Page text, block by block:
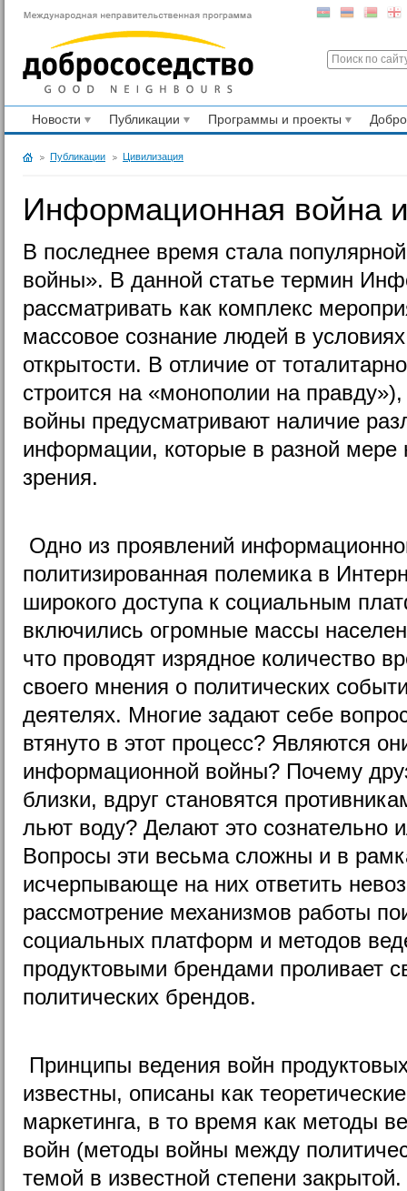
Новости Публикации Программы и проекты
Публикации Цивилизация
Информационная война
В последнее время стала
войны». В данной статье термин
рассматривать как комплекс
массовое сознание людей в
открытости. В отличие от
строится на «монополии на
войны предусматривают наличие
информации, которые в разной мере
зрения.
Одно из проявлений
политизированная полемика в
широкого доступа к социальным
включились огромные массы
что проводят изрядное количество
своего мнения о политических
деятелях. Многие задают себе
втянуто в этот процесс? Являются
информационной войны? Почему
близки, вдруг становятся
льют воду? Делают это сознательно
Вопросы эти весьма сложны и в
исчерпывающе на них ответить
рассмотрение механизмов работы
социальных платформ и методов
продуктовыми брендами проливает
политических брендов.
Принципы ведения войн
известны, описаны как
маркетинга, в то время как методы
войн (методы войны между
темой в известной степени